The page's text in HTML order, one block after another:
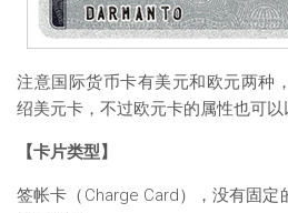
注意国际货币卡有美元和欧元两种
绍美元卡，不过欧元卡的属性也可以
【卡片类型】
签帐卡（Charge Card），没有固